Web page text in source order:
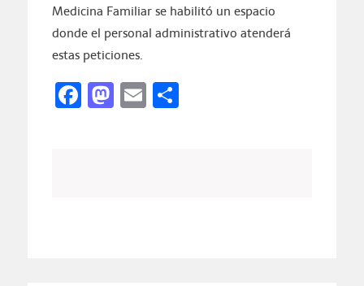
Medicina Familiar se habilitó un espacio
donde el personal administrativo atenderá
estas peticiones.
Facebook
Mastodon
EmailCompartir